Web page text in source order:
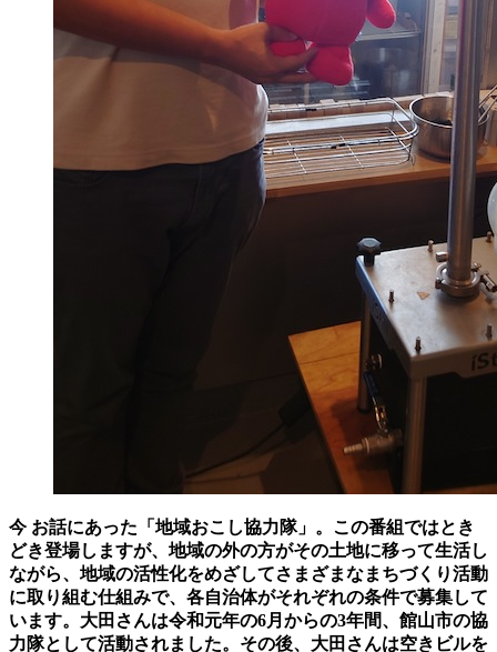
今 お話にあった「地域おこし協力隊」。この番組ではとき
どき登場しますが、地域の外の方がその土地に移って生活し
ながら、地域の活性化をめざしてさまざまなまちづくり活動
に取り組む仕組みで、各自治体がそれぞれの条件で募集して
います。大田さんは令和元年の6月からの3年間、館山市の協
力隊として活動されました。その後、大田さんは空きビルを